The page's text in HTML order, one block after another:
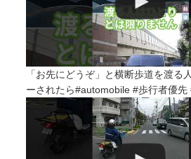
「お先にどうぞ」と横断歩道を渡る
ーされたら#automobile #歩行者優先